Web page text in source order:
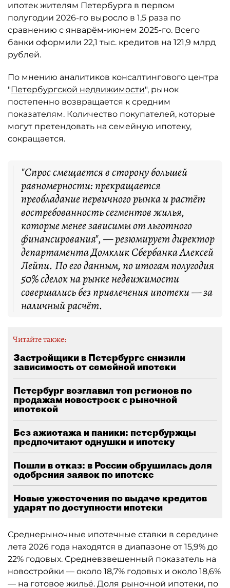
ипотек жителям Петербурга в первом
полугодии 2026-го выросло в 1,5 раза по
сравнению с январём-июнем 2025-го. Всего
банки оформили 22,1 тыс. кредитов на 121,9 млрд
рублей.
По мнению аналитиков консалтингового центра
"Петербургской недвижимости", рынок
постепенно возвращается к средним
показателям. Количество покупателей, которые
могут претендовать на семейную ипотеку,
сокращается.
"Спрос смещается в сторону большей
равномерности: прекращается
преобладание первичного рынка и растёт
востребованность сегментов жилья,
которые менее зависимы от льготного
финансирования", — резюмирует директор
департамента Домклик Сбербанка Алексей
Лейпи. По его данным, по итогам полугодия
50% сделок на рынке недвижимости
совершались без привлечения ипотеки — за
наличный расчёт.
Читайте также:
Застройщики в Петербурге снизили
зависимость от семейной ипотеки
Петербург возглавил топ регионов по
продажам новостроек с рыночной
ипотекой
Без ажиотажа и паники: петербуржцы
предпочитают однушки и ипотеку
Пошли в отказ: в России обрушилась доля
одобрения заявок по ипотеке
Новые ужесточения по выдаче кредитов
ударят по доступности ипотеки
Среднерыночные ипотечные ставки в середине
лета 2026 года находятся в диапазоне от 15,9% до
22% годовых. Средневзвешенный показатель на
новостройки — около 18,7% годовых и около 18,6%
— на готовое жильё. Доля рыночной ипотеки, по